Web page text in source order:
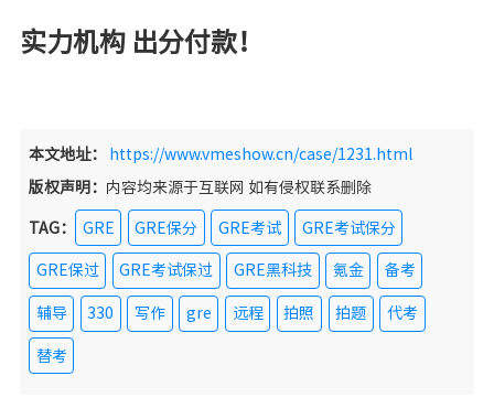
实力机构 出分付款！
本文地址： https://www.vmeshow.cn/case/1231.html
版权声明： 内容均来源于互联网 如有侵权联系删除
TAG： GRE GRE保分 GRE考试 GRE考试保分
GRE保过 GRE考试保过 GRE黑科技 氪金 备考
辅导 330 写作 gre 远程 拍照 拍题 代考
替考